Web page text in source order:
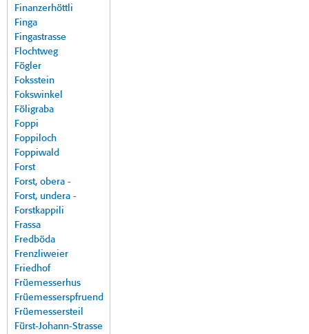
Finanzerhöttli
Finga
Fingastrasse
Flochtweg
Fögler
Foksstein
Fokswinkel
Föligraba
Foppi
Foppiloch
Foppiwald
Forst
Forst, obera -
Forst, undera -
Forstkappili
Frassa
Fredböda
Frenzliweier
Friedhof
Früemesserhus
Früemesserspfruend
Früemessersteil
Fürst-Johann-Strasse